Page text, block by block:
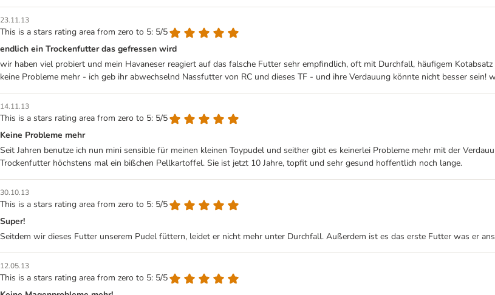
23.11.13
This is a stars rating area from zero to 5: 5/5
endlich ein Trockenfutter das gefressen wird
wir haben viel probiert und mein Havaneser reagiert auf das falsche Futter sehr empfindlich, oft mit Durchfall, häufigem
keine Probleme mehr - ich geb ihr abwechselnd Nassfutter von RC und dieses TF - und ihre Verdauung könnte nicht besser sein!
14.11.13
This is a stars rating area from zero to 5: 5/5
Keine Probleme mehr
Seit Jahren benutze ich nun mini sensible für meinen kleinen Toypudel und seither gibt es keinerlei Probleme mehr mit der
Trockenfutter höchstens mal ein bißchen Pellkartoffel. Sie ist jetzt 10 Jahre, topfit und sehr gesund hoffentlich noch lange.
30.10.13
This is a stars rating area from zero to 5: 5/5
Super!
Seitdem wir dieses Futter unserem Pudel füttern, leidet er nicht mehr unter Durchfall. Außerdem ist es das erste Futter was er
12.05.13
This is a stars rating area from zero to 5: 5/5